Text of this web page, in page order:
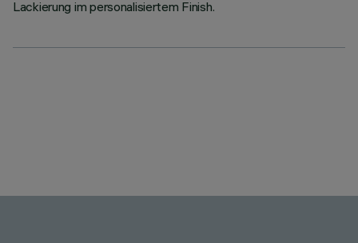
Lackierung im personalisiertem Finish.